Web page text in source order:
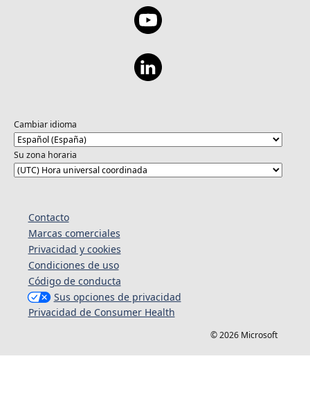
別、性的指向、外見、障がいの有無、年齢、人
種、宗教を問わず、すべての方に公平な体験を
者を貶めるような行為は一切容認しません。す
べての参加者は、この基準を理解し、遵守する
万が一、不審な行動や迷惑行為を見かけた場
合、または懸念がある場合は、Microsoft Runs
on Trustのウェブサイトからご報告ください。
なお、Microsoftは、必要に応じて、Reactorイ
ベントへの参加をお断りする、または途中で退
Cambiar idioma
Su zona horaria
Contacto
Marcas comerciales
Privacidad y cookies
Condiciones de uso
Código de conducta
Sus opciones de privacidad
Privacidad de Consumer Health
© 2026 Microsoft